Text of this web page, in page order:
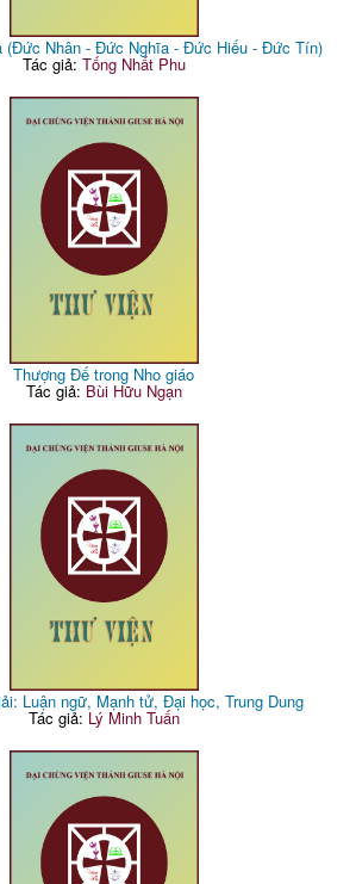
(Đức Nhân - Đức Nghĩa - Đức Hiếu - Đức Tín)
Tác giả: Tống Nhất Phu
Thượng Đế trong Nho giáo
Tác giả: Bùi Hữu Ngạn
Luận ngữ, Mạnh tử, Đại học, Trung Dung
Tác giả: Lý Minh Tuấn